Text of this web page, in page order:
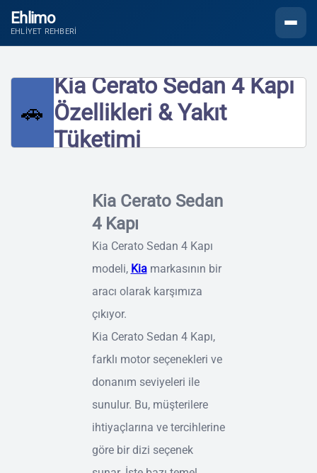
Ehlimo
EHLIYET REHBERI
🚗
Kia Cerato Sedan 4 Kapı
Özellikleri & Yakıt
Tüketimi
Kia Cerato Sedan
4 Kapı
Kia Cerato Sedan 4 Kapı
modeli, Kiamarkasının bir
aracı olarak karşımıza
çıkıyor.
Kia Cerato Sedan 4 Kapı,
farklı motor seçenekleri ve
donanım seviyeleri ile
sunulur. Bu, müşterilere
ihtiyaçlarına ve tercihlerine
göre bir dizi seçenek